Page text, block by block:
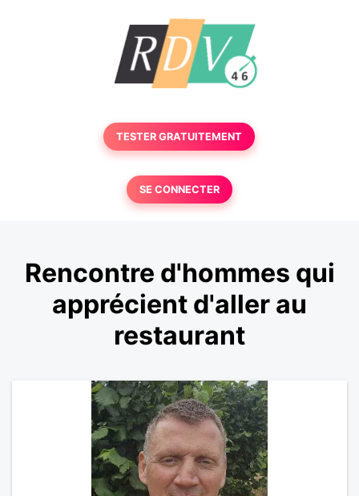
TESTER GRATUITEMENT
SE CONNECTER
Rencontre d'hommes qui
apprécient d'aller au
restaurant